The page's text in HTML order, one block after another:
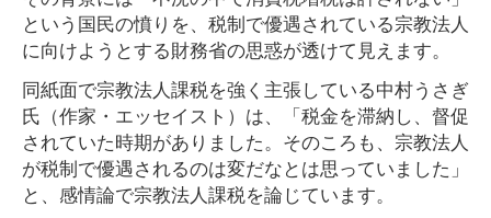
という国民の憤りを、税制で優遇されている宗教法人
に向けようとする財務省の思惑が透けて見えます。
同紙面で宗教法人課税を強く主張している中村うさぎ
氏（作家・エッセイスト）は、「税金を滞納し、督促
されていた時期がありました。そのころも、宗教法人
が税制で優遇されるのは変だなとは思っていました」
と、感情論で宗教法人課税を論じています。